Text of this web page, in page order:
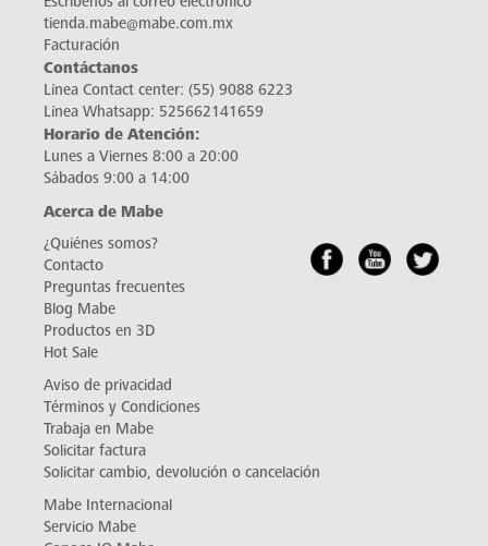
tienda.mabe@mabe.com.mx
Facturación
Contáctanos
Línea Contact center: (55) 9088 6223
Línea Whatsapp: 525662141659
Horario de Atención:
Lunes a Viernes 8:00 a 20:00
Sábados 9:00 a 14:00
Acerca de Mabe
¿Quiénes somos?
Contacto
Preguntas frecuentes
Blog Mabe
Productos en 3D
Hot Sale
Aviso de privacidad
Términos y Condiciones
Trabaja en Mabe
Solicitar factura
Solicitar cambio, devolución o cancelación
Mabe Internacional
Servicio Mabe